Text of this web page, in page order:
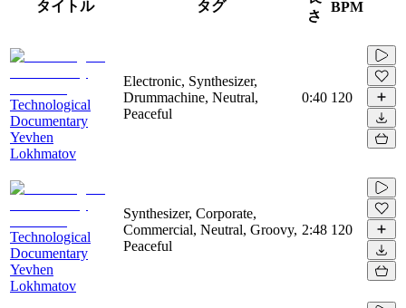
タイトル タグ
さ
BPM
Technological
Documentary
Yevhen
Lokhmatov
Electronic, Synthesizer,
Drummachine, Neutral,
Peaceful
0:40 120
Technological
Documentary
Yevhen
Lokhmatov
Synthesizer, Corporate,
Commercial, Neutral, Groovy,
Peaceful
2:48 120